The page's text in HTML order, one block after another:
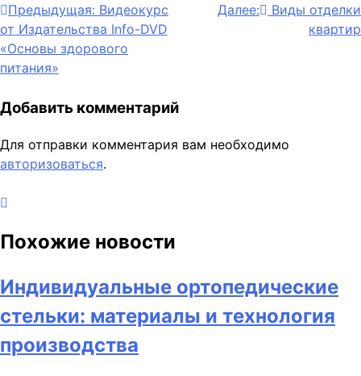
Навигация
по
записям
Предыдущая: Видеокурс
от Издательства Info-DVD
«Основы здорового
питания»
Далее:
Виды отделки
квартир
Добавить комментарий
Для отправки комментария вам необходимо
авторизоваться.
Похожие новости
Индивидуальные ортопедические
стельки: материалы и технология
производства